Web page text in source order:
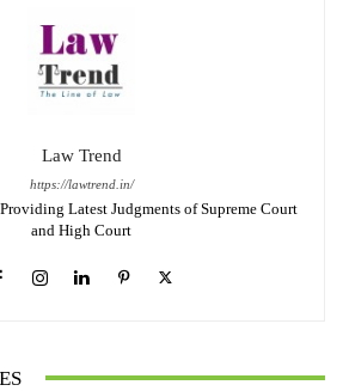
Law Trend
https://lawtrend.in/
Latest Judgments of Supreme Court
and High Court